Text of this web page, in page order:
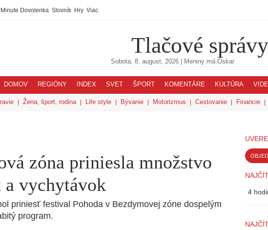
Minute Dovolenka Slovník Hry Viac
Tlačové správy
Sobota, 8. august, 2026| Meniny má Oskar
DOMOV REGIÓNY INDEX SVET ŠPORT KOMENTÁRE KULTÚRA
Žena, šport, rodina Life style Bývanie Motorizmus Cestovanie Financie
zóna priniesla množstvo
vychytávok
priniesť festival Pohoda v Bezdymovej zóne dospelým
program.
4